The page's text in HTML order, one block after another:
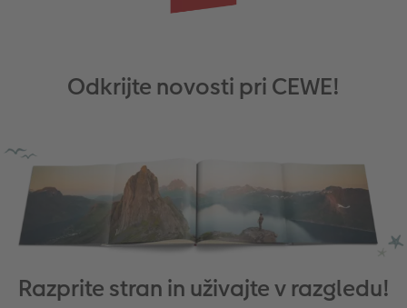
Odkrijte novosti pri CEWE!
Razprite stran in uživajte v razgledu!